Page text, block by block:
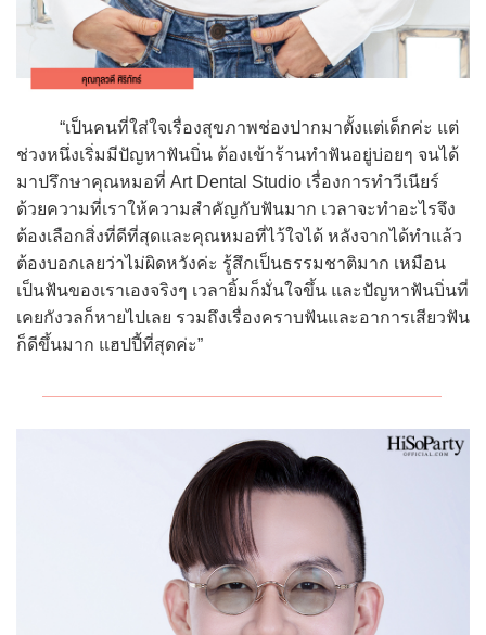
“เป็นคนที่ใส่ใจเรื่องสุขภาพช่องปากมาตั้งแต่เด็กค่ะ แต่
ช่วงหนึ่งเริ่มมีปัญหาฟันบิ่น ต้องเข้าร้านทำฟันอยู่บ่อยๆ จนได้
มาปรึกษาคุณหมอที่ Art Dental Studio เรื่องการทำวีเนียร์
ด้วยความที่เราให้ความสำคัญกับฟันมาก เวลาจะทำอะไรจึง
ต้องเลือกสิ่งที่ดีที่สุดและคุณหมอที่ไว้ใจได้ หลังจากได้ทำแล้ว
ต้องบอกเลยว่าไม่ผิดหวังค่ะ รู้สึกเป็นธรรมชาติมาก เหมือน
เป็นฟันของเราเองจริงๆ เวลายิ้มก็มั่นใจขึ้น และปัญหาฟันบิ่นที่
เคยกังวลก็หายไปเลย รวมถึงเรื่องคราบฟันและอาการเสียวฟัน
ก็ดีขึ้นมาก แฮปปี้ที่สุดค่ะ”